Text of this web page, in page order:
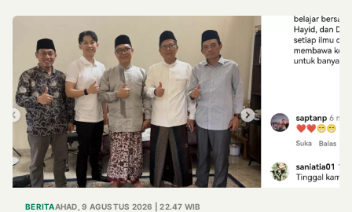
BERITAAHAD, 9 AGUSTUS 2026 | 22.47 WIB